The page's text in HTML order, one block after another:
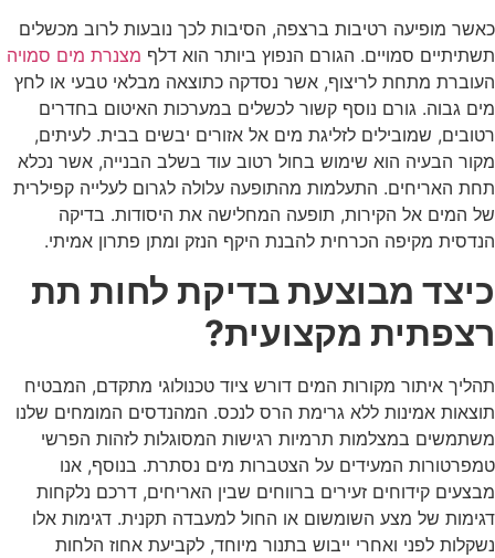
כאשר מופיעה רטיבות ברצפה, הסיבות לכך נובעות לרוב מכשלים
תשתיתיים סמויים. הגורם הנפוץ ביותר הוא דלף מצנרת מים סמויה
העוברת מתחת לריצוף, אשר נסדקה כתוצאה מבלאי טבעי או לחץ
מים גבוה. גורם נוסף קשור לכשלים במערכות האיטום בחדרים
רטובים, שמובילים לזליגת מים אל אזורים יבשים בבית. לעיתים,
מקור הבעיה הוא שימוש בחול רטוב עוד בשלב הבנייה, אשר נכלא
תחת האריחים. התעלמות מהתופעה עלולה לגרום לעלייה קפילרית
של המים אל הקירות, תופעה המחלישה את היסודות. בדיקה
הנדסית מקיפה הכרחית להבנת היקף הנזק ומתן פתרון אמיתי.
כיצד מבוצעת בדיקת לחות תת
רצפתית מקצועית?
תהליך איתור מקורות המים דורש ציוד טכנולוגי מתקדם, המבטיח
תוצאות אמינות ללא גרימת הרס לנכס. המהנדסים המומחים שלנו
משתמשים במצלמות תרמיות רגישות המסוגלות לזהות הפרשי
טמפרטורות המעידים על הצטברות מים נסתרת. בנוסף, אנו
מבצעים קידוחים זעירים ברווחים שבין האריחים, דרכם נלקחות
דגימות של מצע השומשום או החול למעבדה תקנית. דגימות אלו
נשקלות לפני ואחרי ייבוש בתנור מיוחד, לקביעת אחוז הלחות